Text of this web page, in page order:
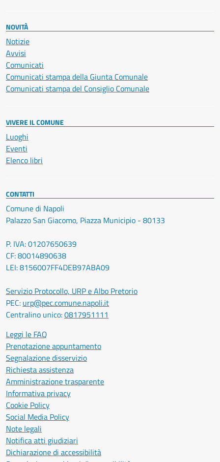
NOVITÀ
Notizie
Avvisi
Comunicati
Comunicati stampa della Giunta Comunale
Comunicati stampa del Consiglio Comunale
VIVERE IL COMUNE
Luoghi
Eventi
Elenco libri
CONTATTI
Comune di Napoli
Palazzo San Giacomo, Piazza Municipio - 80133
P. IVA: 01207650639
CF: 80014890638
LEI: 8156007FF4DEB97ABA09
Servizio Protocollo, URP e Albo Pretorio
PEC: urp@pec.comune.napoli.it
Centralino unico:0817951111
Leggi le FAQ
Prenotazione appuntamento
Segnalazione disservizio
Richiesta assistenza
Amministrazione trasparente
Informativa privacy
Cookie Policy
Social Media Policy
Note legali
Notifica atti giudiziari
Dichiarazione di accessibilità